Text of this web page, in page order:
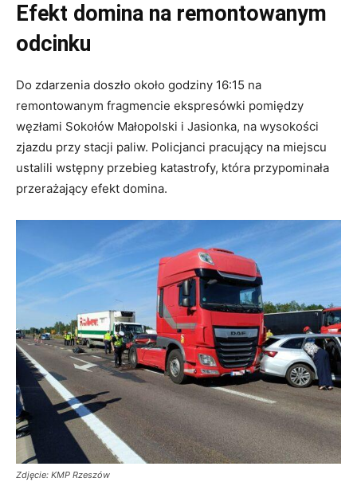
Efekt domina na remontowanym
odcinku
Do zdarzenia doszło około godziny 16:15 na
remontowanym fragmencie ekspresówki pomiędzy
węzłami Sokołów Małopolski i Jasionka, na wysokości
zjazdu przy stacji paliw. Policjanci pracujący na miejscu
ustalili wstępny przebieg katastrofy, która przypominała
przerażający efekt domina.
Zdjęcie: KMP Rzeszów